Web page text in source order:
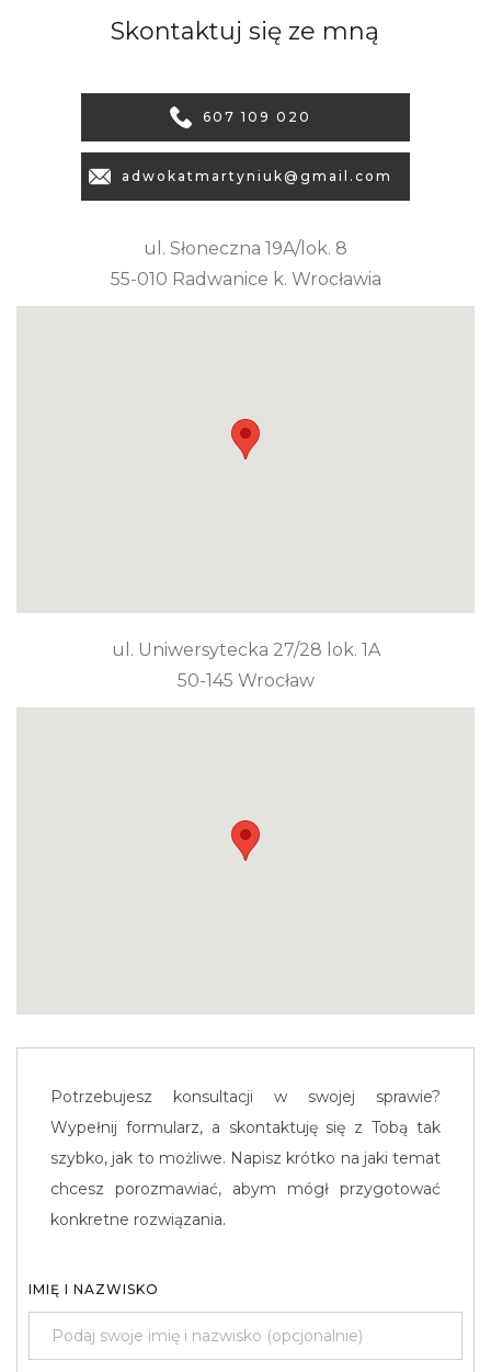
Skontaktuj się ze mną
607 109 020
adwokatmartyniuk@gmail.com
ul. Słoneczna 19A/lok. 8
55-010 Radwanice k. Wrocławia
ul. Uniwersytecka 27/28 lok. 1A
50-145 Wrocław
Potrzebujesz konsultacji w swojej sprawie?
Wypełnij formularz, a skontaktuję się z Tobą tak
szybko, jak to możliwe. Napisz krótko na jaki temat
chcesz porozmawiać, abym mógł przygotować
konkretne rozwiązania.
IMIĘ I NAZWISKO